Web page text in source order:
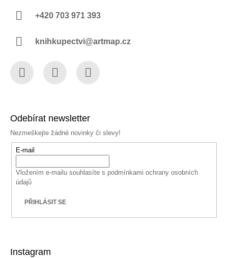
+420 703 971 393
knihkupectvi@artmap.cz
Odebírat newsletter
Nezmeškejte žádné novinky či slevy!
E-mail
Vložením e-mailu souhlasíte s podmínkami ochrany osobních
údajů
PŘIHLÁSIT SE
Instagram